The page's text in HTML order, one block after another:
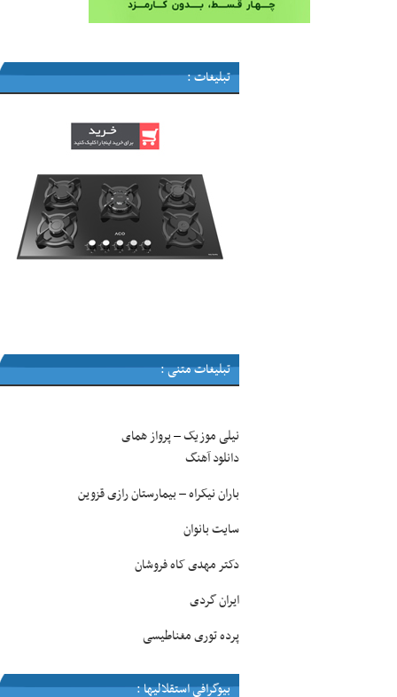
تبلیغات :
تبلیغات متنی :
نیلی موزیک–پرواز همای
دانلود آهنگ
باران نیکراه–بیمارستان رازی قزوین
سایت بانوان
دکتر مهدی کاه فروشان
ایران گردی
پرده توری مغناطیسی
بیوگرافی استقلالیها :